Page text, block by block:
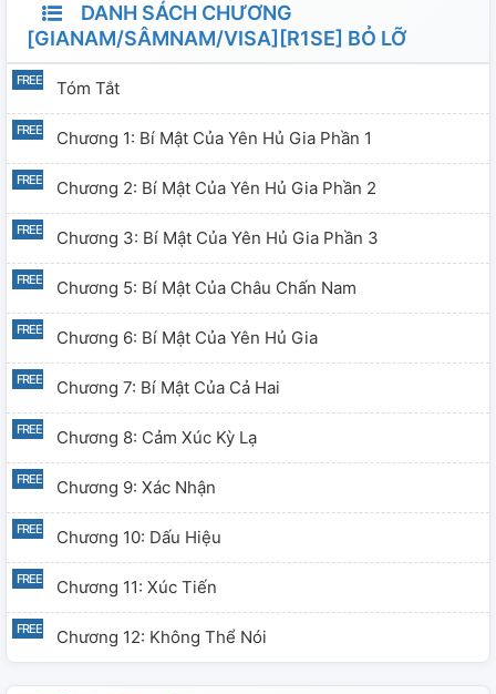
DANH SÁCH CHƯƠNG
[GIANAM/SÂMNAM/VISA][R1SE] BỎ LỠ
Tóm Tắt
Chương 1: Bí Mật Của Yên Hủ Gia Phần 1
Chương 2: Bí Mật Của Yên Hủ Gia Phần 2
Chương 3: Bí Mật Của Yên Hủ Gia Phần 3
Chương 5: Bí Mật Của Châu Chấn Nam
Chương 6: Bí Mật Của Yên Hủ Gia
Chương 7: Bí Mật Của Cả Hai
Chương 8: Cảm Xúc Kỳ Lạ
Chương 9: Xác Nhận
Chương 10: Dấu Hiệu
Chương 11: Xúc Tiến
Chương 12: Không Thể Nói